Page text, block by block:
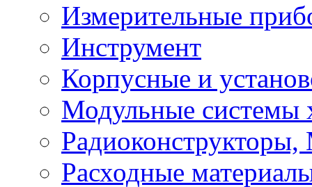
Измерительные
Инструмент
Корпусные и
Модульные системы
Расходные